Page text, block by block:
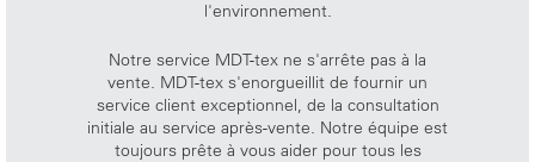
l'environnement.
Notre service MDT-tex ne s'arrête pas à la
vente. MDT-tex s'enorgueillit de fournir un
service client exceptionnel, de la consultation
initiale au service après-vente. Notre équipe est
toujours prête à vous aider pour tous les